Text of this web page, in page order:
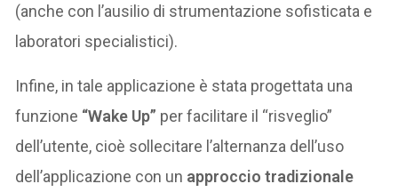
(anche con l’ausilio di strumentazione sofisticata e
laboratori specialistici).
Infine, in tale applicazione è stata progettata una
funzione “Wake Up” per facilitare il “risveglio”
dell’utente, cioè sollecitare l’alternanza dell’uso
dell’applicazione con un approccio tradizionale